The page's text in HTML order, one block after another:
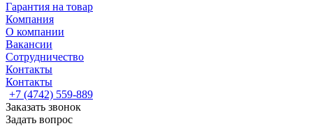
Гарантия на товар
Компания
О компании
Вакансии
Сотрудничество
Контакты
Контакты
+7 (4742) 559-889
Заказать звонок
Задать вопрос